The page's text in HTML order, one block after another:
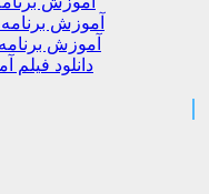
آموزش
آموزش
دانلود